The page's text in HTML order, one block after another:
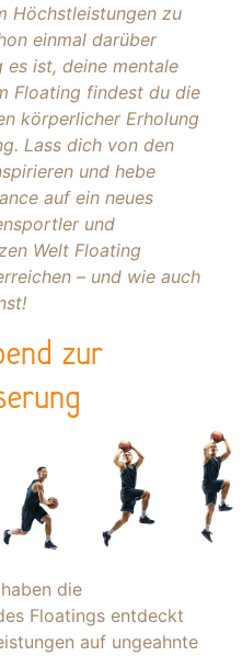
Höchstleistungen zu
einmal darüber
ist, deine mentale
Floating findest du die
körperlicher Erholung
Lass dich von den
und hebe
auf ein neues
und
Welt Floating
– und wie auch
zur
die
Floatings entdeckt
auf ungeahnte